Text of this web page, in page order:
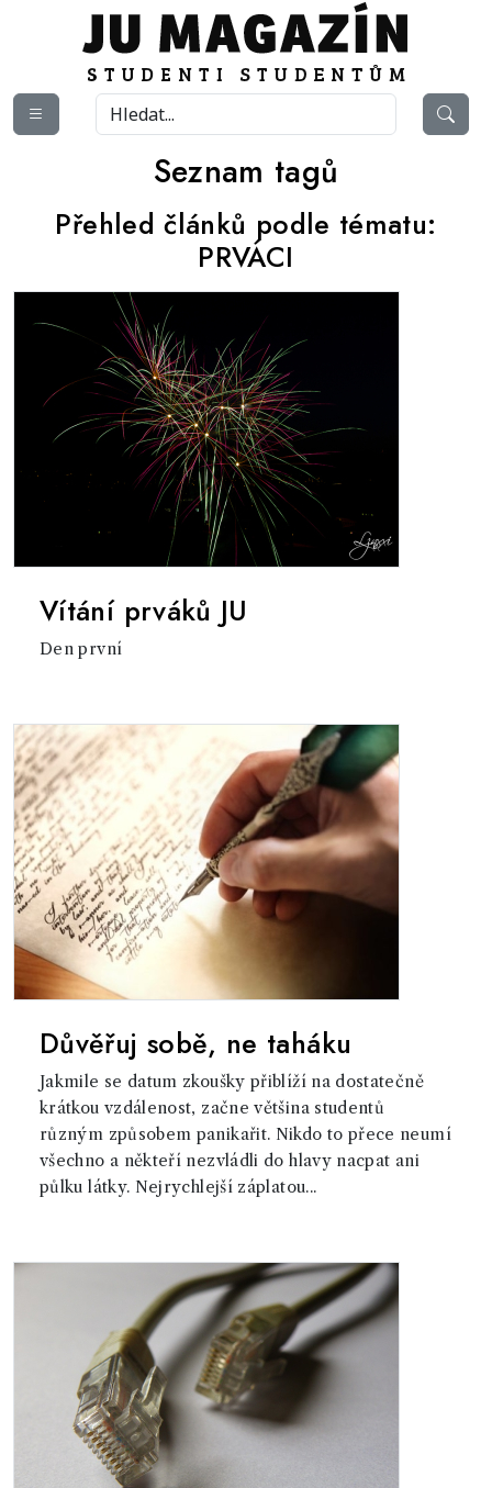
Seznam tagů
Přehled článků podle tématu:
PRVÁCI
Vítání prváků JU
Den první
Důvěřuj sobě, ne taháku
Jakmile se datum zkoušky přiblíží na dostatečně
krátkou vzdálenost, začne většina studentů
různým způsobem panikařit. Nikdo to přece neumí
všechno a někteří nezvládli do hlavy nacpat ani
půlku látky. Nejrychlejší záplatou...